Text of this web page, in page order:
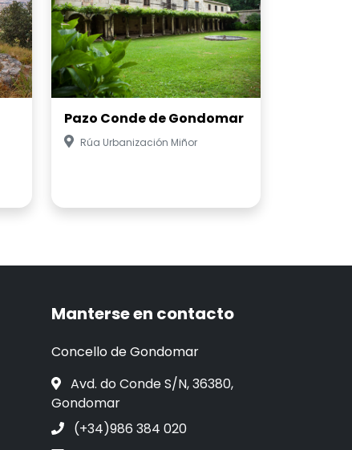
Pazo Conde de Gondomar
Rúa Urbanización Miñor
Manterse en contacto
Concello de Gondomar
Avd. do Conde S/N, 36380,
Gondomar
(+34)986 384 020